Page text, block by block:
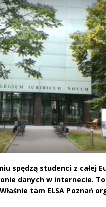
spędzą studenci z całej
danych w internecie.
tam ELSA Poznań